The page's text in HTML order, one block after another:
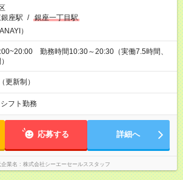
座駅 / 銀座一丁目駅
）
勤務時間10:30～20:30（実働7.5時間、
更新制）
シフト勤務
応募する 詳細へ
業名 株式会社シーエーセールススタッフ